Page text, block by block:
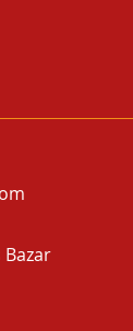
Bazar